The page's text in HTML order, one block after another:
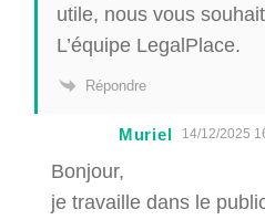
utile, nous vous
L’équipe LegalPlace.
Répondre
Muriel 14/12/2025
Bonjour,
je travaille dans le